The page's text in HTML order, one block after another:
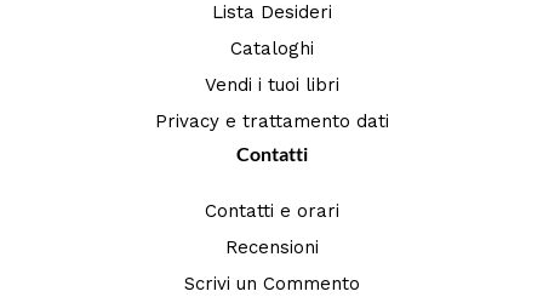
Lista Desideri
Cataloghi
Vendi i tuoi libri
Privacy e trattamento dati
Contatti
Contatti e orari
Recensioni
Scrivi un Commento